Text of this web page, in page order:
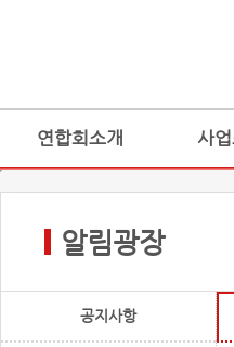
연합회소개 사
알림광장
공지사항